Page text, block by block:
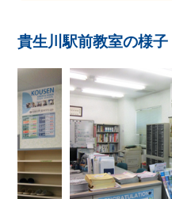
貴生川駅前教室の様子